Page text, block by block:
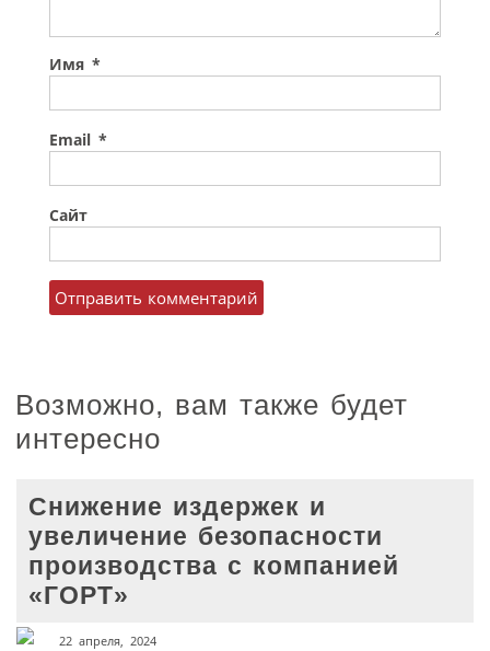
Имя *
Email *
Сайт
Возможно, вам также будет
интересно
Снижение издержек и
увеличение безопасности
производства с компанией
«ГОРТ»
22 апреля, 2024